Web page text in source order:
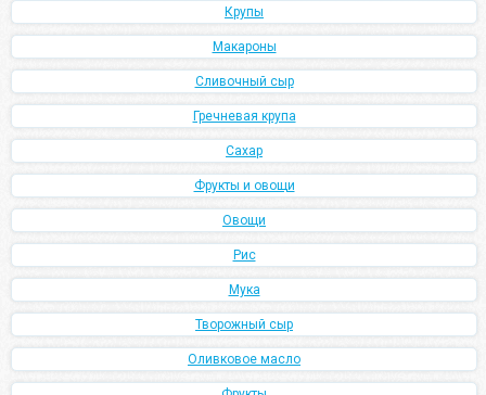
Крупы
Макароны
Сливочный сыр
Гречневая крупа
Сахар
Фрукты и овощи
Овощи
Рис
Мука
Творожный сыр
Оливковое масло